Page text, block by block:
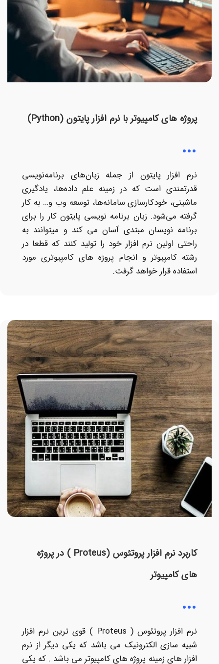
پروژه های کامپیوتر با نرم افزار پایتون (Python)
نرم افزار پایتون از جمله زبان‌های برنامه‌نویسی
قدرتمندی است که در زمینه علم داده‌ها، یادگیری
ماشینی، خودکارسازی سامانه‌ها، توسعه وب و… به کار
گرفته می‌شود. زبان برنامه نویسی پایتون کار را برای
برنامه نویسان مبتدی آسان می کند و میتوانند به
راحتی اولین نرم افزار خود را تولید کنند که قطعا در
رشته کامپیوتر و انجام پروژه های کامپیوتری مورد
استفاده قرار خواهد گرفت.
کاربرد نرم افزار پروتئوس (Proteus ) در پروژه
های کامپیوتر
نرم افزار پروتئوس ( Proteus ) قوی ترین نرم افزار
شبیه سازی الکترونیک می باشد که یکی دیگر از نرم
افزار های زمینه پروژه های کامپیوتر می باشد . که یکی